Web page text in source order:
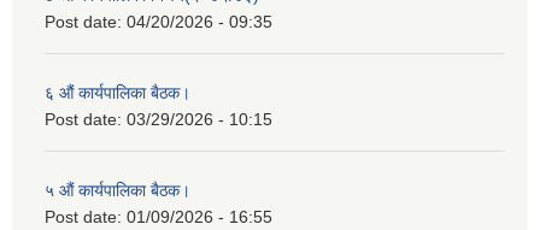
Post date: 04/20/2026 - 09:35
६ औं कार्यपालिका बैठक।
Post date: 03/29/2026 - 10:15
५ औं कार्यपालिका बैठक।
Post date: 01/09/2026 - 16:55